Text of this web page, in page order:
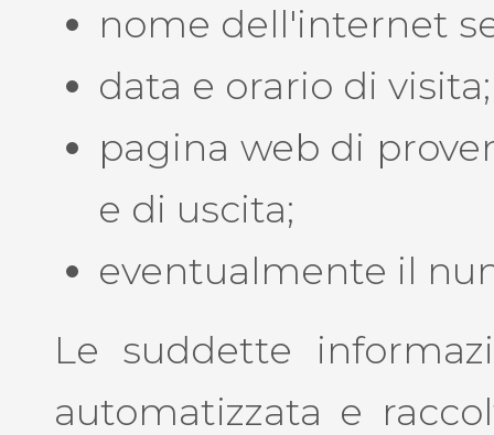
nome dell'internet
data e orario di visita;
pagina web di
e di uscita;
eventualmente il
Le suddette
automatizzata e